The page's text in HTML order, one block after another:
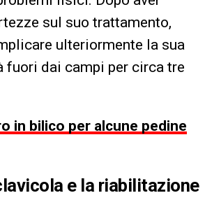
sul suo trattamento,
ulteriormente la sua
fuori dai campi per circa tre
in bilico per alcune pedine
e la riabilitazione